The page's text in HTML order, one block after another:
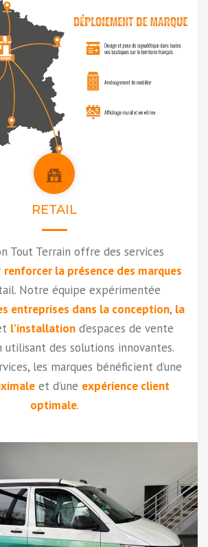
RETAIL
Tout Terrain offre des services
renforcer la présence des marques
Notre équipe expérimentée
entreprises dans la conception, la
l’installationd’espaces de vente
des solutions innovantes.
les marques bénéficient d’une
et d’une expérience client
optimale.